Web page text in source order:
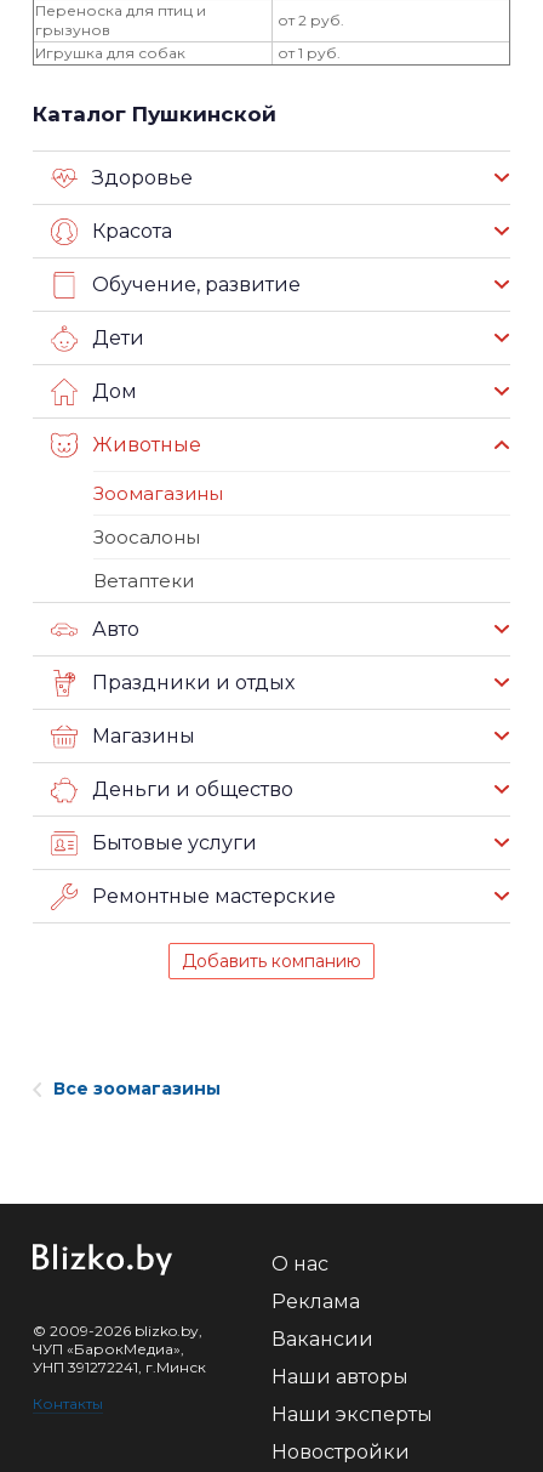
Переноска для птиц и
грызунов
от 2 руб.
Игрушка для собак
от 1 руб.
Каталог Пушкинской
Здоровье
Красота
Обучение, развитие
Дети
Дом
Животные
Зоомагазины
Зоосалоны
Ветаптеки
Авто
Праздники и отдых
Магазины
Деньги и общество
Бытовые услуги
Ремонтные мастерские
Добавить компанию
Все зоомагазины
© 2009-2026 blizko.by,
ЧУП «БарокМедиа»,
УНП 391272241, г.Минск
Контакты
О нас
Реклама
Вакансии
Наши авторы
Наши эксперты
Новостройки